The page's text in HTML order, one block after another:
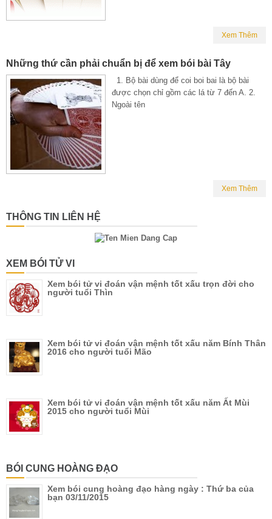
Xem Thêm
Những thứ cần phải chuẩn bị để xem bói bài Tây
1. Bộ bài dùng để coi boi bai là bộ bài
được chọn chỉ gồm các lá từ 7 đến A. 2.
Ngoài tên
Xem Thêm
THÔNG TIN LIÊN HỆ
XEM BÓI TỬ VI
Xem bói tử vi đoán vận mệnh tốt xấu trọn đời cho
người tuổi Thìn
Xem bói tử vi đoán vận mệnh tốt xấu năm Bính Thân
2016 cho người tuổi Mão
Xem bói tử vi đoán vận mệnh tốt xấu năm Ất Mùi
2015 cho người tuổi Mùi
BÓI CUNG HOÀNG ĐẠO
Xem bói cung hoàng đạo hàng ngày : Thứ ba của
bạn 03/11/2015